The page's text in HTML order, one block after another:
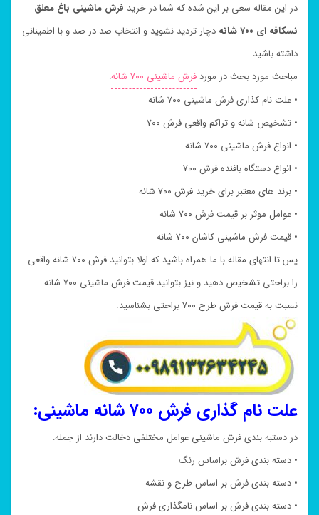
در این مقاله سعی بر این شده که شما در خرید فرش ماشینی باغ معلق
نسکافه ای ۷۰۰ شانه
دچار تردید نشوید و انتخاب صد در صد و با اطمینانی
داشته باشید.
مباحث مورد بحث در موردفرش ماشینی ۷۰۰ شانه
:
• علت نام کذاری فرش ماشینی ۷۰۰ شانه
• تشخیص شانه و تراکم واقعی فرش ۷۰۰
• انواع فرش ماشینی ۷۰۰ شانه
• انواع دستگاه بافنده فرش ۷۰۰
• برند های معتبر برای خرید فرش ۷۰۰ شانه
• عوامل موثر بر قیمت فرش ۷۰۰ شانه
• قیمت فرش ماشینی کاشان ۷۰۰ شانه
پس تا انتهای مقاله با ما همراه باشید که اولا بتوانید فرش ۷۰۰ شانه واقعی
را براحتی تشخیص دهید و نیز بتوانید قیمت فرش ماشینی ۷۰۰ شانه
نسبت به قیمت فرش طرح ۷۰۰ براحتی بشناسید.
علت نام گذاری فرش ۷۰۰ شانه ماشینی:
در دستبه بندی فرش ماشینی عوامل مختلفی دخالت دارند از جمله:
• دسته بندی فرش براساس رنگ
• دسته بندی فرش بر اساس طرح و نقشه
• دسته بندی فرش بر اساس نامگذاری فرش